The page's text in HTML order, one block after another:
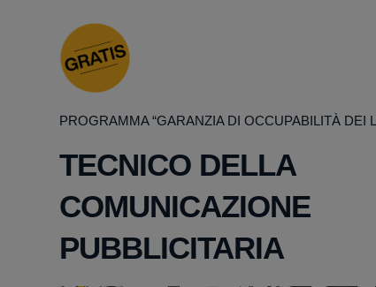
PROGRAMMA “GARANZIA DI OCCUPABILITÀ DEI
TECNICO DELLA
COMUNICAZIONE
PUBBLICITARIA